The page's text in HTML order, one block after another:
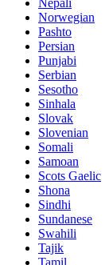
Nepali
Norwegian
Pashto
Persian
Punjabi
Serbian
Sesotho
Sinhala
Slovak
Slovenian
Somali
Samoan
Scots Gaelic
Shona
Sindhi
Sundanese
Swahili
Tajik
Tamil